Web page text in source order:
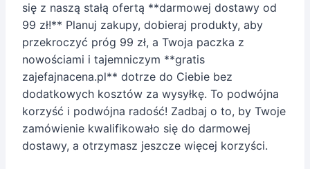
się z naszą stałą ofertą **darmowej dostawy od
99 zł!** Planuj zakupy, dobieraj produkty, aby
przekroczyć próg 99 zł, a Twoja paczka z
nowościami i tajemniczym **gratis
zajefajnacena.pl** dotrze do Ciebie bez
dodatkowych kosztów za wysyłkę. To podwójna
korzyść i podwójna radość! Zadbaj o to, by Twoje
zamówienie kwalifikowało się do darmowej
dostawy, a otrzymasz jeszcze więcej korzyści.